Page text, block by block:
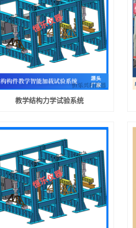
教学结构力学试验系统